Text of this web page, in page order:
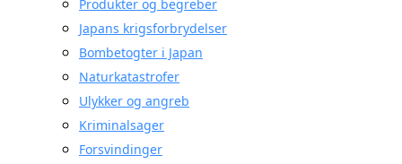
Produkter og begreber
Japans krigsforbrydelser
Bombetogter i Japan
Naturkatastrofer
Ulykker og angreb
Kriminalsager
Forsvindinger